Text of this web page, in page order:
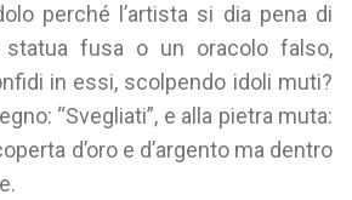
perché l’artista si dia pena di
statua fusa o un oracolo falso,
in essi, scolpendo idoli muti?
“Svegliati”, e alla pietra muta:
d’oro e d’argento ma dentro